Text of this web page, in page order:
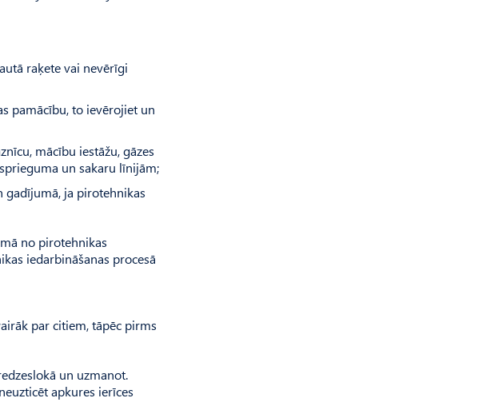
raķete vai nevērīgi
pamācību, to ievērojiet un
mācību iestāžu, gāzes
un sakaru līnijām;
gadījumā, ja pirotehnikas
no pirotehnikas
iedarbināšanas procesā
par citiem, tāpēc pirms
un uzmanot.
apkures ierīces